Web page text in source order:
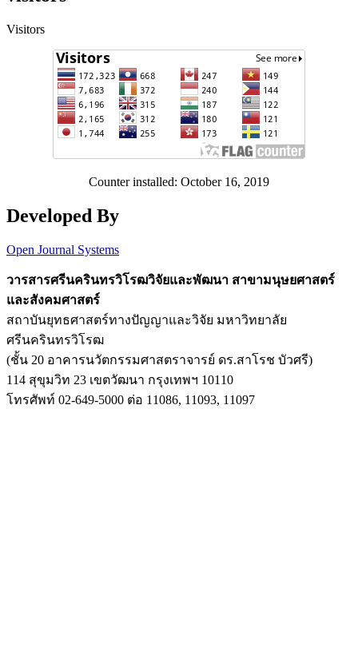
Visitors
Counter installed: October 16, 2019
Developed By
Open Journal Systems
วารสารศรีนครินทรวิโรฒวิจัยและพัฒนา สาขามนุษยศาสตร์
และสังคมศาสตร์
สถาบันยุทธศาสตร์ทางปัญญาและวิจัย มหาวิทยาลัย
ศรีนครินทรวิโรฒ
(ชั้น 20 อาคารนวัตกรรมศาสตราจารย์ ดร.สาโรช บัวศรี)
114 สุขุมวิท 23 เขตวัฒนา กรุงเทพฯ 10110
โทรศัพท์ 02-649-5000 ต่อ 11086, 11093, 11097